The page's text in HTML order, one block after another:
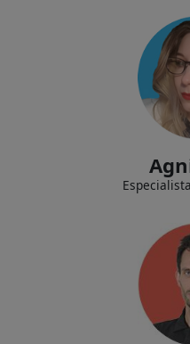
Implementando novas
e fornecendo suporte para
Design de sites,
de uma identidade visual